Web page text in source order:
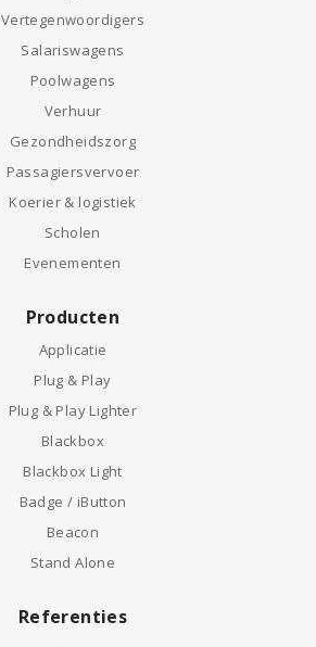
Vertegenwoordigers
Salariswagens
Poolwagens
Verhuur
Gezondheidszorg
Passagiersvervoer
Koerier & logistiek
Scholen
Evenementen
Producten
Applicatie
Plug & Play
Plug & Play Lighter
Blackbox
Blackbox Light
Badge / iButton
Beacon
Stand Alone
Referenties